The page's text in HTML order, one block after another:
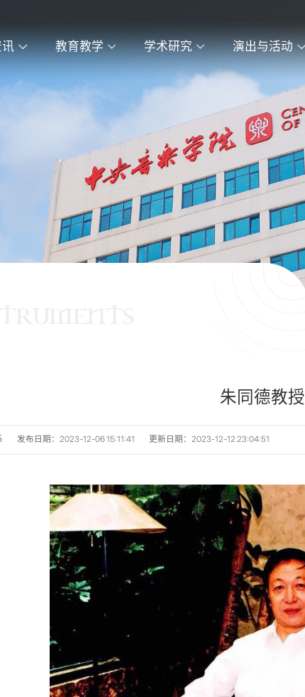
教育教学 学术研究 演出与活动
朱同德教授
发布日期：2023-12-06 15:11:41 更新日期：2023-12-12 23:04:51